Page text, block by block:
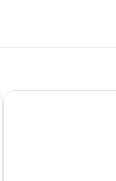
Virginia Studios